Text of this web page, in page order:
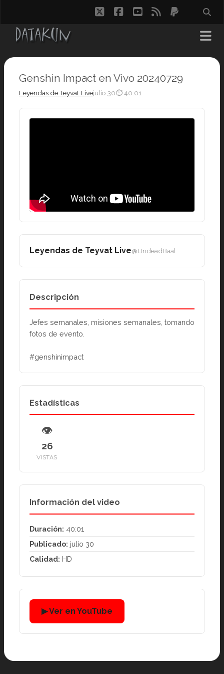
twitterfacebook
youtube
rss paypal
Genshin Impact en Vivo 20240729
Leyendas de Teyvat Livejulio 30⏱ 40:01
Leyendas de Teyvat Live@UndeadBaal
Descripción
Jefes semanales, misiones semanales, tomando
fotos de evento.
#genshinimpact
Estadísticas
👁
26
VISTAS
Información del video
Duración: 40:01
Publicado: julio 30
Calidad: HD
▶ Ver en YouTube